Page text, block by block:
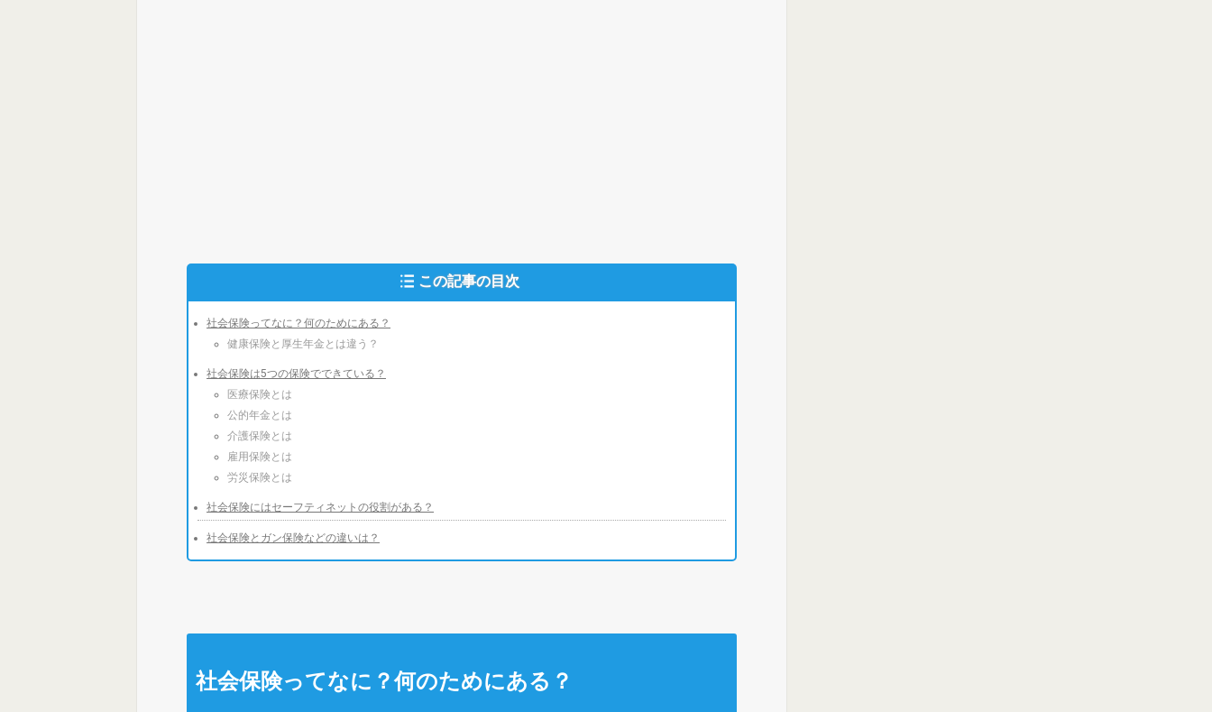
この記事の目次
社会保険ってなに？何のためにある？
健康保険と厚生年金とは違う？
社会保険は5つの保険でできている？
医療保険とは
公的年金とは
介護保険とは
雇用保険とは
労災保険とは
社会保険にはセーフティネットの役割がある？
社会保険とガン保険などの違いは？
社会保険ってなに？何のためにある？